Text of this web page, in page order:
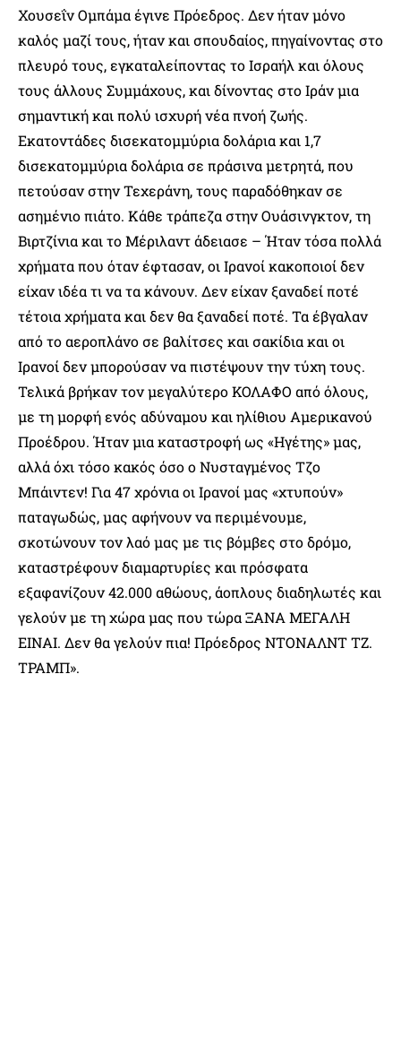
Χουσεΐν Ομπάμα έγινε Πρόεδρος. Δεν ήταν μόνο
καλός μαζί τους, ήταν και σπουδαίος, πηγαίνοντας στο
πλευρό τους, εγκαταλείποντας το Ισραήλ και όλους
τους άλλους Συμμάχους, και δίνοντας στο Ιράν μια
σημαντική και πολύ ισχυρή νέα πνοή ζωής.
Εκατοντάδες δισεκατομμύρια δολάρια και 1,7
δισεκατομμύρια δολάρια σε πράσινα μετρητά, που
πετούσαν στην Τεχεράνη, τους παραδόθηκαν σε
ασημένιο πιάτο. Κάθε τράπεζα στην Ουάσινγκτον, τη
Βιρτζίνια και το Μέριλαντ άδειασε – Ήταν τόσα πολλά
χρήματα που όταν έφτασαν, οι Ιρανοί κακοποιοί δεν
είχαν ιδέα τι να τα κάνουν. Δεν είχαν ξαναδεί ποτέ
τέτοια χρήματα και δεν θα ξαναδεί ποτέ. Τα έβγαλαν
από το αεροπλάνο σε βαλίτσες και σακίδια και οι
Ιρανοί δεν μπορούσαν να πιστέψουν την τύχη τους.
Τελικά βρήκαν τον μεγαλύτερο ΚΟΛΑΦΟ από όλους,
με τη μορφή ενός αδύναμου και ηλίθιου Αμερικανού
Προέδρου. Ήταν μια καταστροφή ως «Ηγέτης» μας,
αλλά όχι τόσο κακός όσο ο Νυσταγμένος Τζο
Μπάιντεν! Για 47 χρόνια οι Ιρανοί μας «χτυπούν»
παταγωδώς, μας αφήνουν να περιμένουμε,
σκοτώνουν τον λαό μας με τις βόμβες στο δρόμο,
καταστρέφουν διαμαρτυρίες και πρόσφατα
εξαφανίζουν 42.000 αθώους, άοπλους διαδηλωτές και
γελούν με τη χώρα μας που τώρα ΞΑΝΑ ΜΕΓΑΛΗ
ΕΙΝΑΙ. Δεν θα γελούν πια! Πρόεδρος ΝΤΟΝΑΛΝΤ ΤΖ.
ΤΡΑΜΠ».